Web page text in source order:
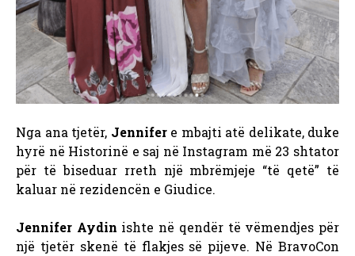
Nga ana tjetër, Jennifere mbajti atë delikate, duke
hyrë në Historinë e saj në Instagram më 23 shtator
për të biseduar rreth një mbrëmjeje “të qetë” të
kaluar në rezidencën e Giudice.
Jennifer Aydin ishte në qendër të vëmendjes për
një tjetër skenë të flakjes së pijeve. Në BravoCon